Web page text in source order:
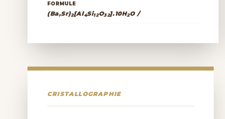
FORMULE
(Ba,Sr)2[Al4Si12O32].10H2O /
CRISTALLOGRAPHIE